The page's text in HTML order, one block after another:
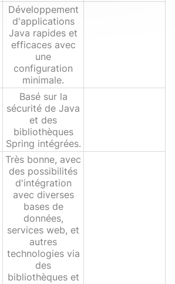
Développement
d'applications
Java rapides et
efficaces avec
une
configuration
minimale.
Basé sur la
sécurité de Java
et des
bibliothèques
Spring intégrées.
Très bonne, avec
des possibilités
d'intégration
avec diverses
bases de
données,
services web, et
autres
technologies via
des
bibliothèques et